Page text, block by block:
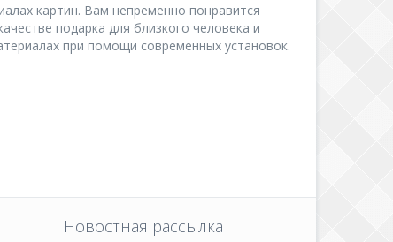
картин. Вам непременно понравится
подарка для близкого человека и
при помощи современных установок.
Новостная рассылка